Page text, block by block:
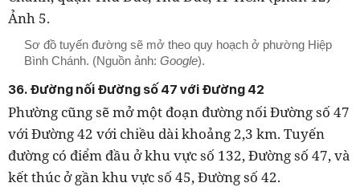
Sơ đồ tuyến đường sẽ mở theo quy hoạch ở phường Hiệp
Bình Chánh. (Nguồn ảnh: Google).
36. Đường nối Đường số 47 với Đường 42
Phường cũng sẽ mở một đoạn đường nối Đường số 47
với Đường 42 với chiều dài khoảng 2,3 km. Tuyến
đường có điểm đầu ở khu vực số 132, Đường số 47, và
kết thúc ở gần khu vực số 45, Đường số 42.